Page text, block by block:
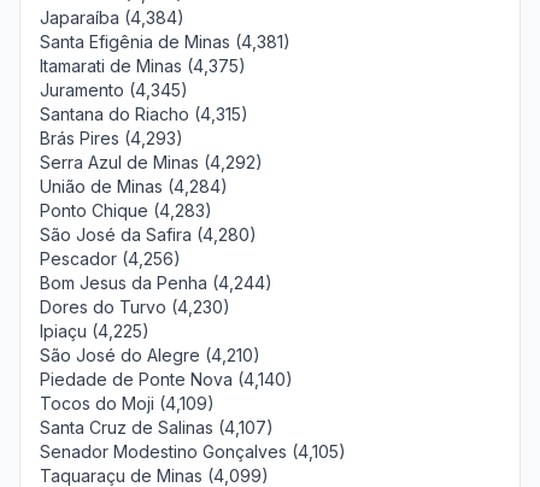
Japaraíba (4,384)
Santa Efigênia de Minas (4,381)
Itamarati de Minas (4,375)
Juramento (4,345)
Santana do Riacho (4,315)
Brás Pires (4,293)
Serra Azul de Minas (4,292)
União de Minas (4,284)
Ponto Chique (4,283)
São José da Safira (4,280)
Pescador (4,256)
Bom Jesus da Penha (4,244)
Dores do Turvo (4,230)
Ipiaçu (4,225)
São José do Alegre (4,210)
Piedade de Ponte Nova (4,140)
Tocos do Moji (4,109)
Santa Cruz de Salinas (4,107)
Senador Modestino Gonçalves (4,105)
Taquaraçu de Minas (4,099)